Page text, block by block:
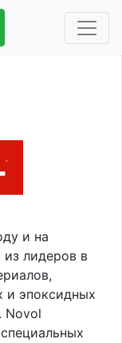
и на
из лидеров в
и эпоксидных
Novol